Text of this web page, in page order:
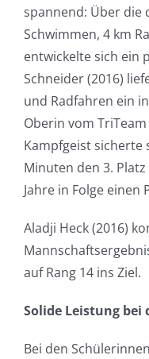
spannend: Über die
Schwimmen, 4 km
entwickelte sich ein
Schneider (2016)
und Radfahren ein
Oberin vom
Kampfgeist sicherte
Minuten den 3.
Jahre in Folge einen
Aladji Heck (2016)
auf Rang 14 ins Ziel.
Solide Leistung bei
Bei den